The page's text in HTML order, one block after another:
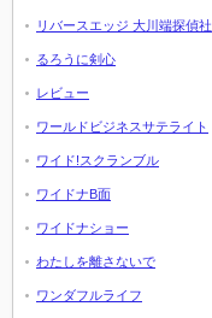
リバースエッジ 大川端探偵社
るろうに剣心
レビュー
ワールドビジネスサテライト
ワイド!スクランブル
ワイドナB面
ワイドナショー
わたしを離さないで
ワンダフルライフ